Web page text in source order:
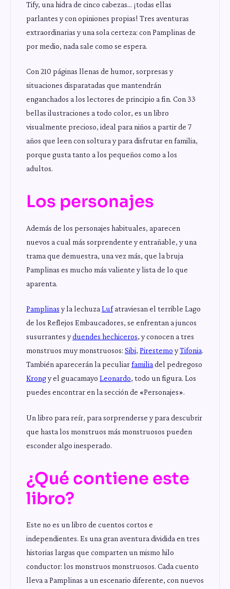
Tify, una hidra de cinco cabezas… ¡todas ellas
parlantes y con opiniones propias! Tres aventuras
extraordinarias y una sola certeza: con Pamplinas de
por medio, nada sale como se espera.
Con 210 páginas llenas de humor, sorpresas y
situaciones disparatadas que mantendrán
enganchados a los lectores de principio a fin. Con 33
bellas ilustraciones a todo color, es un libro
visualmente precioso, ideal para niños a partir de 7
años que leen con soltura y para disfrutar en familia,
porque gusta tanto a los pequeños como a los
adultos.
Los personajes
Además de los personajes habituales, aparecen
nuevos a cual más sorprendente y entrañable, y una
trama que demuestra, una vez más, que la bruja
Pamplinas es mucho más valiente y lista de lo que
aparenta.
Pamplinas y la lechuza Lufatraviesan el terrible Lago
de los Reflejos Embaucadores, se enfrentan a juncos
susurrantes yduendes hechiceros, y conocen a tres
monstruos muy monstruosos: Sibi, Pirestemo yTifonia.
También aparecerán la peculiarfamilia del pedregoso
Krongy el guacamayo Leonardo, todo un figura. Los
puedes encontrar en la sección de «Personajes».
Un libro para reír, para sorprenderse y para descubrir
que hasta los monstruos más monstruosos pueden
esconder algo inesperado.
¿Qué contiene este
libro?
Este no es un libro de cuentos cortos e
independientes. Es una gran aventura dividida en tres
historias largas que comparten un mismo hilo
conductor: los monstruos monstruosos. Cada cuento
lleva a Pamplinas a un escenario diferente, con nuevos